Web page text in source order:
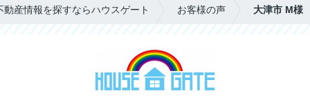
動産情報を探すならハウスゲート お客様の声 大津市 M様